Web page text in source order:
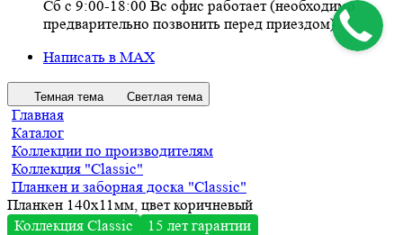
Сб с 9:00-18:00 Вс офис работает (необходимо
предварительно позвонить перед приездом)
Написать в MAX
Темная тема Светлая тема
Главная
Каталог
Коллекции по производителям
Коллекция "Classic"
Планкен и заборная доска "Classic"
Планкен 140х11мм, цвет коричневый
Коллекция Сlassic
15 лет гарантии